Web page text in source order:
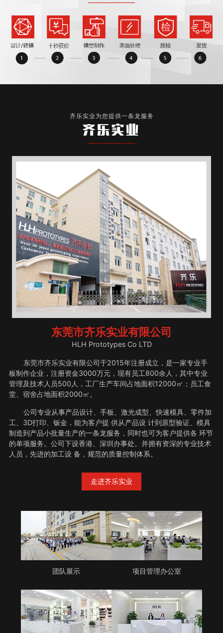
齐乐实业为您提供一条龙服务
齐乐实业
东莞市齐乐实业有限公司
HLH Prototypes Co LTD
东莞市齐乐实业有限公司于2015年注册成立，是一家专业手
板制作企业，注册资金3000万元，现有员工800余人，其中专业
管理及技术人员500人，工厂生产车间占地面积12000㎡；员工食
堂、宿舍占地面积2000㎡。
公司专业从事产品设计、手板、激光成型、快速模具、零件加
工、3D打印、钣金，能为客户提 供从产品设 计到原型验证、模具
制造到产品小批量生产的一条龙服务，同时也可为客户提供各 环节
的单项服务。公司下设香港、深圳办事处。并拥有资深的专业技术
人员，先进的加工设 备，规范的质量控制体系。
走进齐乐实业
团队展示 项目管理办公室